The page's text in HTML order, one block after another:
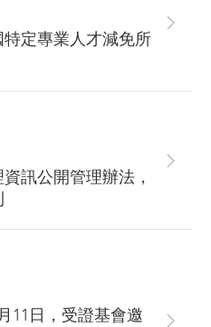
定專業人才減免所
訊公開管理辦法，
11日，受證基會邀